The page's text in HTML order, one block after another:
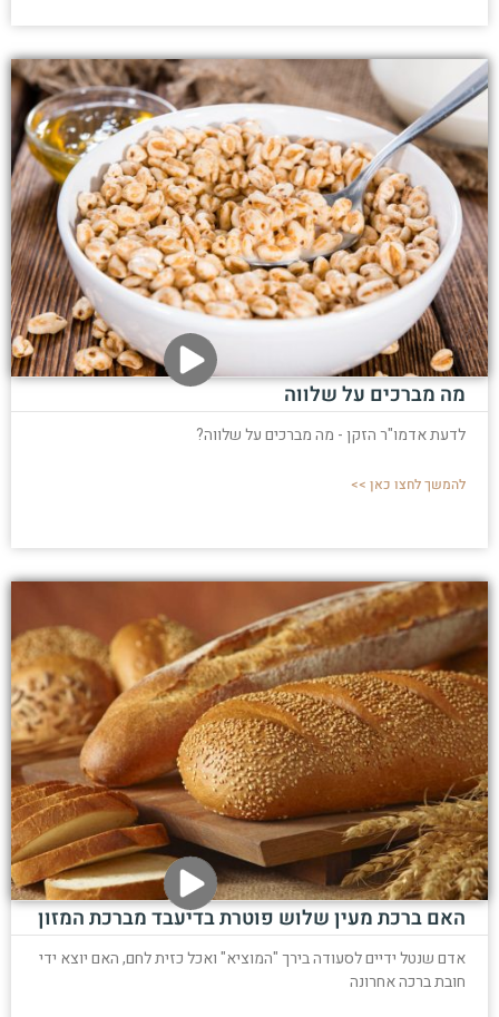
מה מברכים על שלווה
לדעת אדמו"ר הזקן - מה מברכים על שלווה?
להמשך לחצו כאן >>
האם ברכת מעין שלוש פוטרת בדיעבד מברכת המזון
אדם שנטל ידיים לסעודה בירך "המוציא" ואכל כזית לחם, האם יוצא ידי
חובת ברכה אחרונה